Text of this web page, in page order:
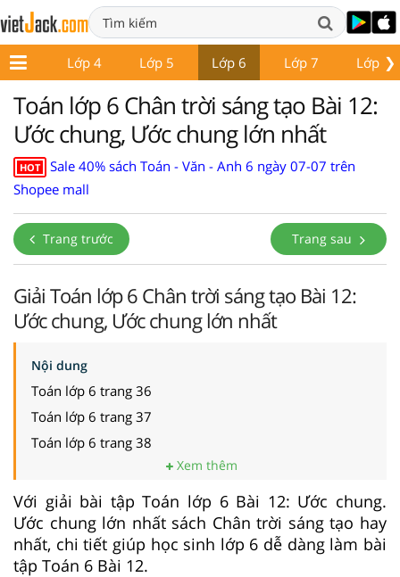
❯
3 Lớp 4 Lớp 5 Lớp 6 Lớp 7 Lớp 8
Toán lớp 6 Chân trời sáng tạo Bài 12:
Ước chung, Ước chung lớn nhất
HOT
Sale 40% sách Toán - Văn - Anh 6 ngày 07-07 trên
Shopee mall
Trang trước Trang sau
Giải Toán lớp 6 Chân trời sáng tạo Bài 12:
Ước chung, Ước chung lớn nhất
Nội dung
Toán lớp 6 trang 36
Toán lớp 6 trang 37
Toán lớp 6 trang 38
Xem thêm
Với giải bài tập Toán lớp 6 Bài 12: Ước chung.
Ước chung lớn nhất sách Chân trời sáng tạo hay
nhất, chi tiết giúp học sinh lớp 6 dễ dàng làm bài
tập Toán 6 Bài 12.